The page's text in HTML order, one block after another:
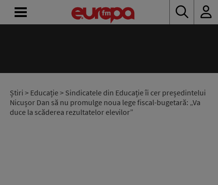
Știri > Educație> Sindicatele din Educație îi cer președintelui
Nicușor Dan să nu promulge noua lege fiscal-bugetară: „Va
duce la scăderea rezultatelor elevilor”
RADIO
CONCURSURI